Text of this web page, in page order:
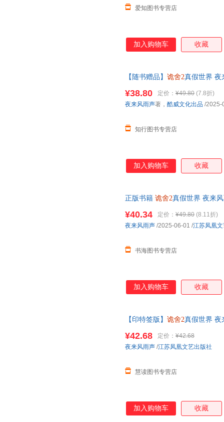
爱知图书专营店
加入购物车 收藏
【随书赠品】 诡舍2真假世界 夜
¥38.80 定价： ¥49.80 (7.8折)
知行图书专营店
夜来风雨声著， 酷威文化出品 /2025-
加入购物车 收藏
正版书籍 诡舍2真假世界 夜来
¥40.34 定价： ¥49.80 (8.11折)
书海图书专营店
夜来风雨声 /2025-06-01 /江苏凤凰
加入购物车 收藏
【印特签版】 诡舍2真假世界 夜
¥42.68 定价： ¥42.68
慧读图书专营店
夜来风雨声 /江苏凤凰文艺出版社
加入购物车 收藏